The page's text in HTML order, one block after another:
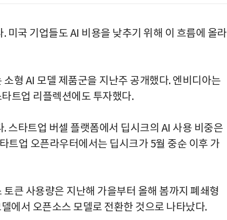
미국 기업들도 AI 비용을 낮추기 위해 이 흐름에 올라
형 AI 모델 제품군을 지난주 공개했다. 엔비디아는
트업 리플렉션에도 투자했다.
스타트업 버셀 플랫폼에서 딥시크의 AI 사용 비중은
트업 오픈라우터에서는 딥시크가 5월 중순 이후 가
큰 사용량은 지난해 가을부터 올해 봄까지 폐쇄형
에서 오픈소스 모델로 전환한 것으로 나타났다.